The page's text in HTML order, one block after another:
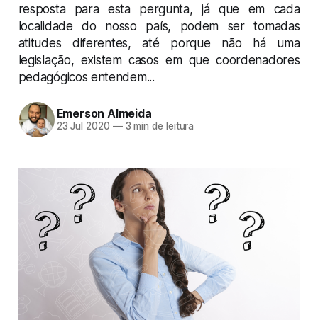
resposta para esta pergunta, já que em cada
localidade do nosso país, podem ser tomadas
atitudes diferentes, até porque não há uma
legislação, existem casos em que coordenadores
pedagógicos entendem...
Emerson Almeida
23 Jul 2020 —3 min de leitura